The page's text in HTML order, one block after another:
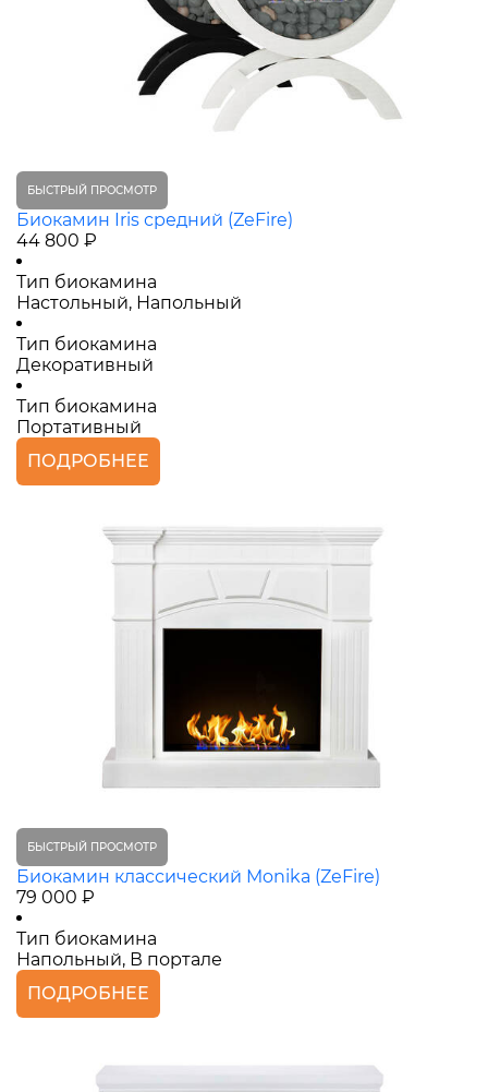
БЫСТРЫЙ ПРОСМОТР
Биокамин Iris средний (ZeFire)
44 800 ₽
Тип биокамина
Настольный, Напольный
Тип биокамина
Декоративный
Тип биокамина
Портативный
ПОДРОБНЕЕ
БЫСТРЫЙ ПРОСМОТР
Биокамин классический Monika (ZeFire)
79 000 ₽
Тип биокамина
Напольный, В портале
ПОДРОБНЕЕ